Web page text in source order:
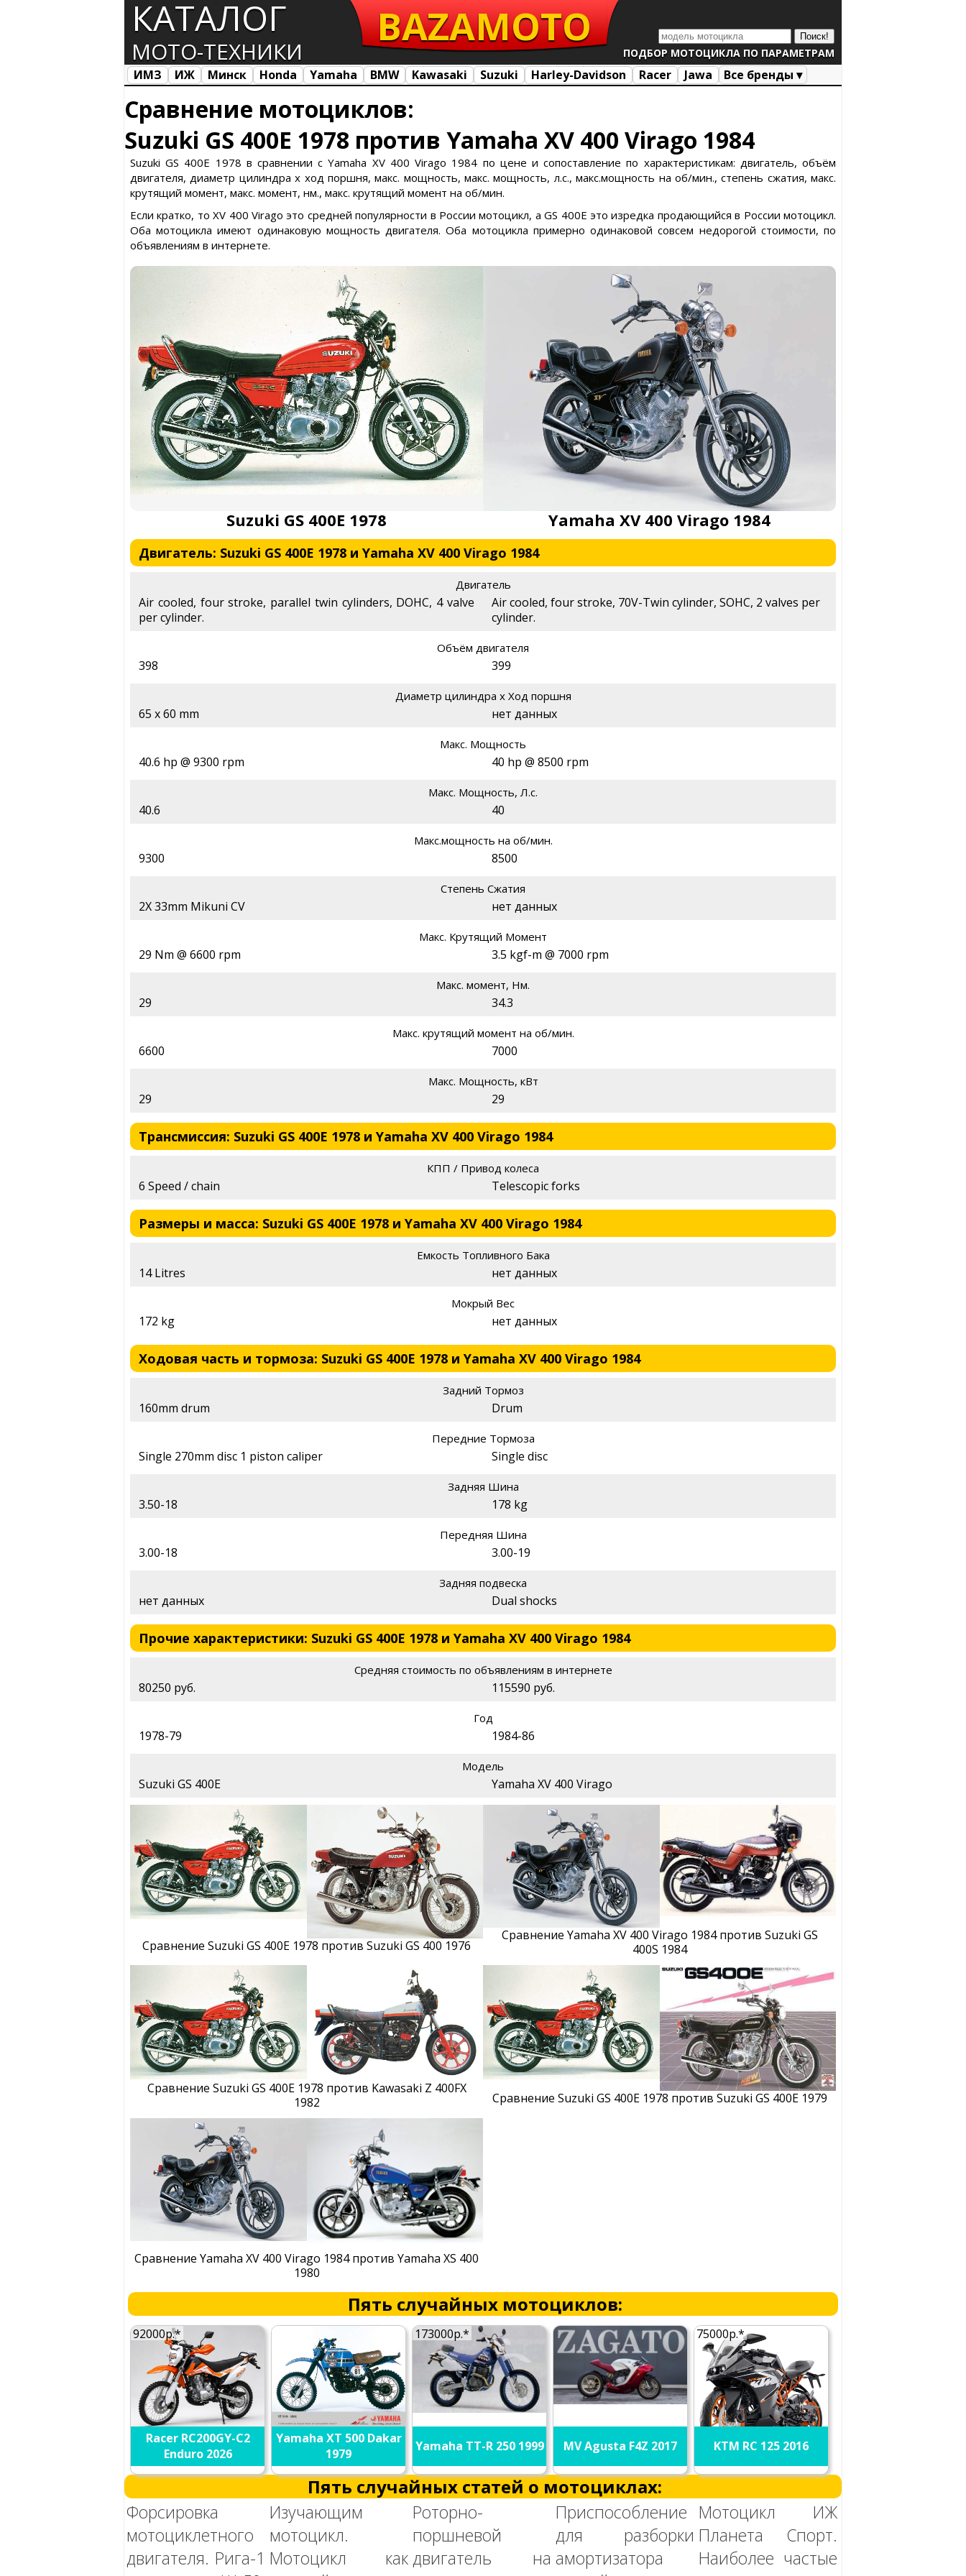
КАТАЛОГ
МОТО-ТЕХНИКИ ПОДБОР МОТОЦИКЛА ПО ПАРАМЕТРАМ
BAZAMOTO
ИМЗ ИЖ Минск Honda Yamaha BMW Kawasaki Suzuki Harley-Davidson Racer Jawa
Все бренды ▾
Сравнение мотоциклов:
Suzuki GS 400E 1978 против Yamaha XV 400 Virago 1984
Suzuki GS 400E 1978 в сравнении с Yamaha XV 400 Virago 1984 по цене и сопоставление по характеристикам: двигатель, объём
двигателя, диаметр цилиндра х ход поршня, макс. мощность, макс. мощность, л.с., макс.мощность на об/мин., степень сжатия, макс.
крутящий момент, макс. момент, нм., макс. крутящий момент на об/мин.
Если кратко, то XV 400 Virago это средней популярности в России мотоцикл, а GS 400E это изредка продающийся в России мотоцикл.
Оба мотоцикла имеют одинаковую мощность двигателя. Оба мотоцикла примерно одинаковой совсем недорогой стоимости, по
объявлениям в интернете.
Suzuki GS 400E 1978 Yamaha XV 400 Virago 1984
Двигатель: Suzuki GS 400E 1978 и Yamaha XV 400 Virago 1984
Двигатель
Air cooled, four stroke, parallel twin cylinders, DOHC, 4 valve
per cylinder.
Air cooled, four stroke, 70V-Twin cylinder, SOHC, 2 valves per
cylinder.
Объём двигателя
398 399
Диаметр цилиндра х Ход поршня
65 x 60 mm нет данных
Макс. Мощность
40.6 hp @ 9300 rpm 40 hp @ 8500 rpm
Макс. Мощность, Л.с.
40.6 40
Макс.мощность на об/мин.
9300 8500
Степень Сжатия
2X 33mm Mikuni CV нет данных
Макс. Крутящий Момент
29 Nm @ 6600 rpm 3.5 kgf-m @ 7000 rpm
Макс. момент, Нм.
29 34.3
Макс. крутящий момент на об/мин.
6600 7000
Макс. Мощность, кВт
29 29
Трансмиссия: Suzuki GS 400E 1978 и Yamaha XV 400 Virago 1984
КПП / Привод колеса
6 Speed / chain Telescopic forks
Размеры и масса: Suzuki GS 400E 1978 и Yamaha XV 400 Virago 1984
Емкость Топливного Бака
14 Litres нет данных
Мокрый Вес
172 kg нет данных
Ходовая часть и тормоза: Suzuki GS 400E 1978 и Yamaha XV 400 Virago 1984
Задний Тормоз
160mm drum Drum
Передние Тормоза
Single 270mm disc 1 piston caliper Single disc
Задняя Шина
3.50-18 178 kg
Передняя Шина
3.00-18 3.00-19
Задняя подвеска
нет данных Dual shocks
Прочие характеристики: Suzuki GS 400E 1978 и Yamaha XV 400 Virago 1984
Средняя стоимость по объявлениям в интернете
80250 руб. 115590 руб.
Год
1978-79 1984-86
Модель
Suzuki GS 400E Yamaha XV 400 Virago
Сравнение Suzuki GS 400E 1978 против Suzuki GS 400 1976
Сравнение Yamaha XV 400 Virago 1984 против Suzuki GS
400S 1984
Сравнение Suzuki GS 400E 1978 против Kawasaki Z 400FX
1982
Сравнение Suzuki GS 400E 1978 против Suzuki GS 400E 1979
Сравнение Yamaha XV 400 Virago 1984 против Yamaha XS 400
1980
Пять случайных мотоциклов:
92000р.*
Racer RC200GY-C2
Enduro 2026
Yamaha XT 500 Dakar
1979
173000р.*
Yamaha TT-R 250 1999 MV Agusta F4Z 2017
75000р.*
KTM RC 125 2016
Пять случайных статей о мотоциклах:
Форсировка
мотоциклетного
двигателя. Рига-1
Изучающим
мотоцикл.
Мотоцикл как
Роторно-
поршневой
двигатель на
Приспособление
для разборки
амортизатора
Мотоцикл ИЖ
Планета Спорт.
Наиболее частые